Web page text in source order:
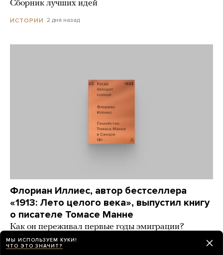
Сборник лучших идей
ИСТОРИИ 2 дня назад
Флориан Иллиес, автор бестселлера
«1913: Лето целого века», выпустил книгу
о писателе Томасе Манне
Как он переживал первые годы эмиграции?
Почему так долго не высказывался против
НСДАП? Что об этом думали его дети? Автор
МЫ ИСПОЛЬЗУЕМ КУКИ!
ЧТО ЭТО ЗНАЧИТ?